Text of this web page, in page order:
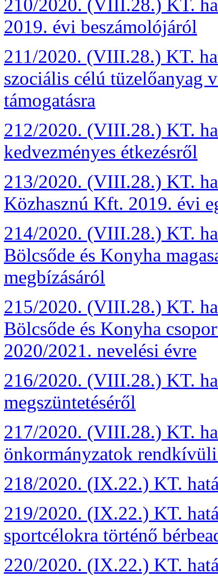
210/2020. (VIII.28.) KT.
2019. évi beszámolójáról
211/2020. (VIII.28.) KT.
szociális célú tüzelőanyag
támogatásra
212/2020. (VIII.28.) KT.
kedvezményes étkezésről
213/2020. (VIII.28.) KT.
Közhasznú Kft. 2019. évi
214/2020. (VIII.28.) KT.
Bölcsőde és Konyha
megbízásáról
215/2020. (VIII.28.) KT.
Bölcsőde és Konyha
2020/2021. nevelési évre
216/2020. (VIII.28.) KT.
megszüntetéséről
217/2020. (VIII.28.) KT.
önkormányzatok rendkívüli
218/2020. (IX.22.) KT.
219/2020. (IX.22.) KT.
sportcélokra történő
220/2020. (IX.22.) KT.